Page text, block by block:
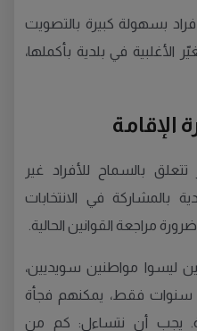
بسهولة كبيرة بالتصويت
الأغلبية في بلدية بأكملها،
الإقامة
بالسماح للأفراد غير
بالمشاركة في الانتخابات
مراجعة القوانين الحالية.
ليسوا مواطنين سويديين،
سنوات فقط، يمكنهم فجأة
يجب أن نتساءل: كم من